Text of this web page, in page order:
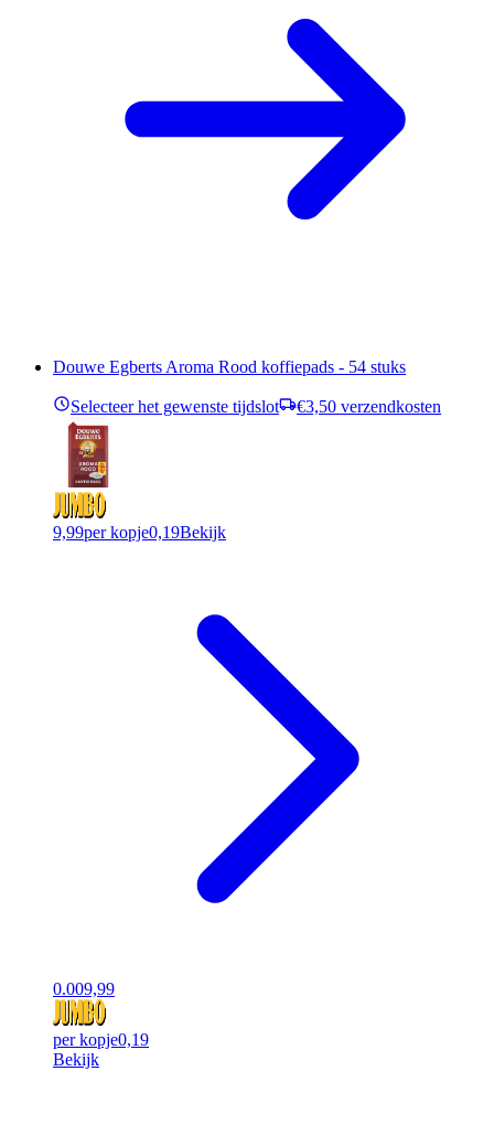
Douwe Egberts Aroma Rood koffiepads - 54 stuks
Selecteer het gewenste tijdslot €3,50 verzendkosten
9,99per kopje0,19Bekijk
0.009,99
per kopje0,19
Bekijk